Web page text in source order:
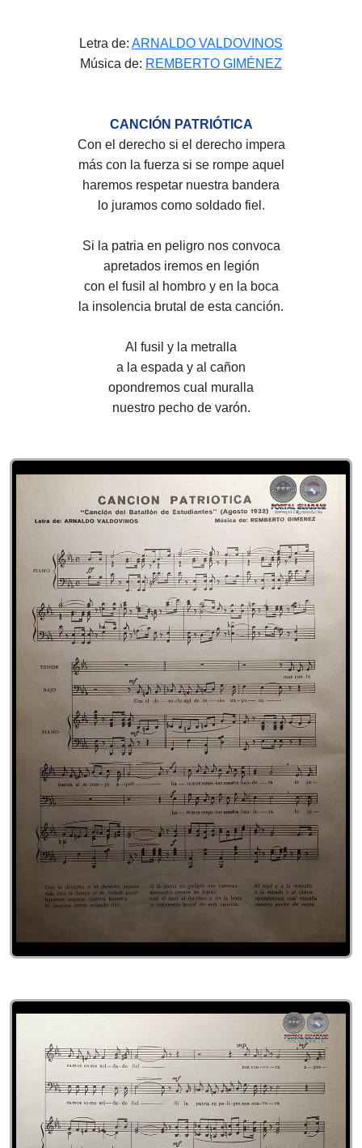
Letra de: ARNALDO VALDOVINOS
Música de: REMBERTO GIMÉNEZ
CANCIÓN PATRIÓTICA
Con el derecho si el derecho impera
más con la fuerza si se rompe aquel
haremos respetar nuestra bandera
lo juramos como soldado fiel.
Si la patria en peligro nos convoca
apretados iremos en legión
con el fusil al hombro y en la boca
la insolencia brutal de esta canción.
Al fusil y la metralla
a la espada y al cañon
opondremos cual muralla
nuestro pecho de varón.